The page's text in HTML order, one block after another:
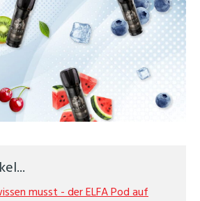
musst - der ELFA Pod auf